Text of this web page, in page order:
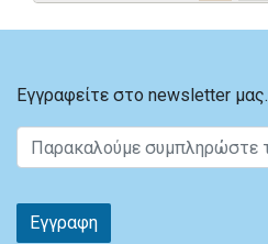
Εγγραφείτε στο newsletter μας.
Εγγραφη